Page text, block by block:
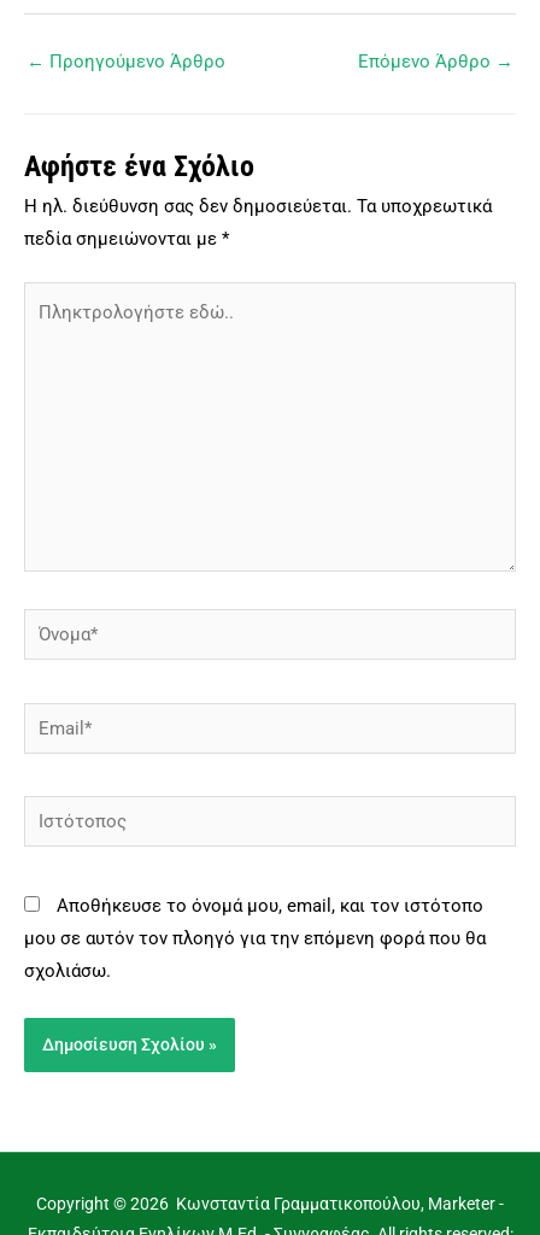
← Προηγούμενο Άρθρο Επόμενο Άρθρο →
Αφήστε ένα Σχόλιο
Η ηλ. διεύθυνση σας δεν δημοσιεύεται. Τα υποχρεωτικά
πεδία σημειώνονται με *
Όνομα*
Email*
Ιστότοπος
Αποθήκευσε το όνομά μου, email, και τον ιστότοπο
μου σε αυτόν τον πλοηγό για την επόμενη φορά που θα
σχολιάσω.
Copyright © 2026 Κωνσταντία Γραμματικοπούλου, Marketer -